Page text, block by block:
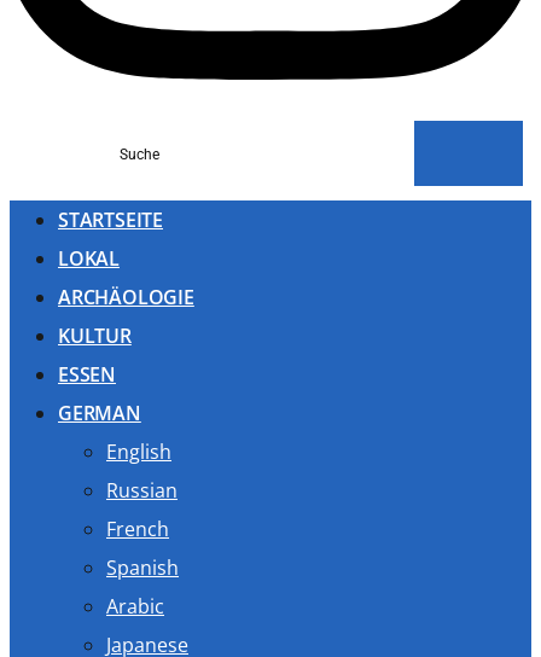
Suche
STARTSEITE
LOKAL
ARCHÄOLOGIE
KULTUR
ESSEN
GERMAN
English
Russian
French
Spanish
Arabic
Japanese